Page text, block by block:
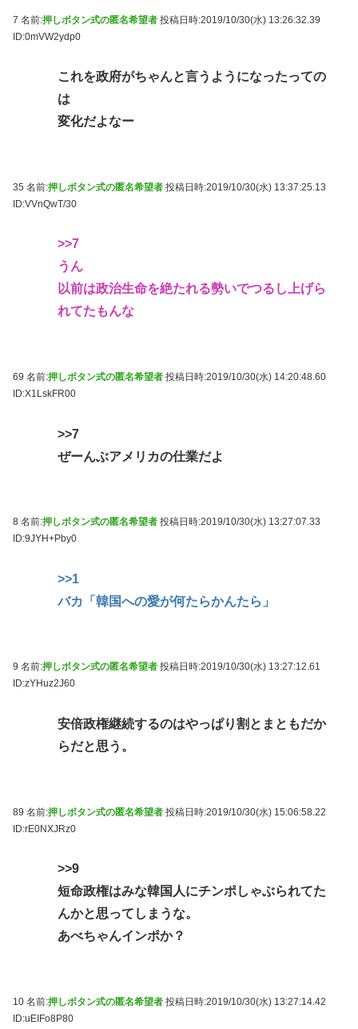
7 名前:押しボタン式の匿名希望者 投稿日時:2019/10/30(水) 13:26:32.39
ID:0mVW2ydp0
これを政府がちゃんと言うようになったっての
は
変化だよなー
35 名前:押しボタン式の匿名希望者 投稿日時:2019/10/30(水) 13:37:25.13
ID:VVnQwT/30
>>7
うん
以前は政治生命を絶たれる勢いでつるし上げら
れてたもんな
69 名前:押しボタン式の匿名希望者 投稿日時:2019/10/30(水) 14:20:48.60
ID:X1LskFR00
>>7
ぜーんぶアメリカの仕業だよ
8 名前:押しボタン式の匿名希望者 投稿日時:2019/10/30(水) 13:27:07.33
ID:9JYH+Pby0
>>1
バカ「韓国への愛が何たらかんたら」
9 名前:押しボタン式の匿名希望者 投稿日時:2019/10/30(水) 13:27:12.61
ID:zYHuz2J60
安倍政権継続するのはやっぱり割とまともだか
らだと思う。
89 名前:押しボタン式の匿名希望者 投稿日時:2019/10/30(水) 15:06:58.22
ID:rE0NXJRz0
>>9
短命政権はみな韓国人にチンポしゃぶられてた
んかと思ってしまうな。
あべちゃんインポか？
10 名前:押しボタン式の匿名希望者 投稿日時:2019/10/30(水) 13:27:14.42
ID:uEIFo8P80